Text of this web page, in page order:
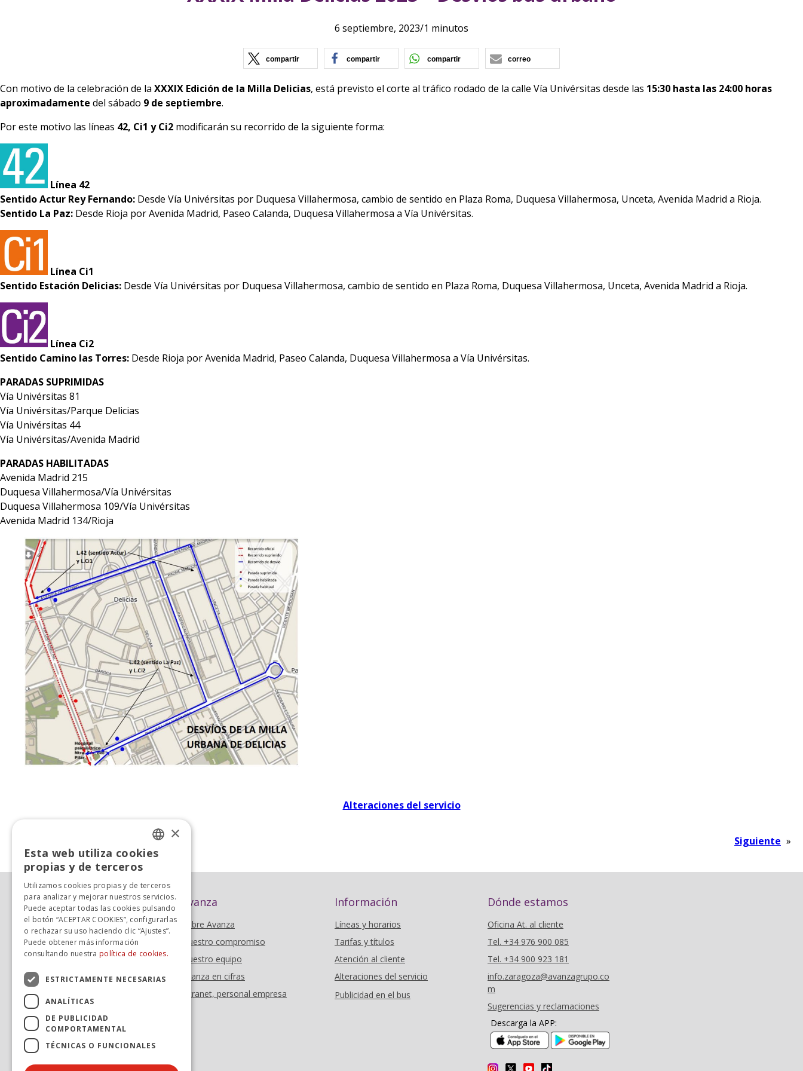
6 septiembre, 2023/1 minutos
compartir (se abre en nueva ventana)
compartir (se abre en nueva ventana)
compartir (se abre en nueva ventana)
correo
Con motivo de la celebración de la XXXIX Edición de la Milla Delicias, está previsto el corte al tráfico rodado de la calle Vía Univérsitas desde las 15:30 hasta las 24:00 horas
aproximadamente del sábado 9 de septiembre.
Por este motivo las líneas 42, Ci1 y Ci2 modificarán su recorrido de la siguiente forma:
Línea 42
Sentido Actur Rey Fernando: Desde Vía Univérsitas por Duquesa Villahermosa, cambio de sentido en Plaza Roma, Duquesa Villahermosa, Unceta, Avenida Madrid a Rioja.
Sentido La Paz: Desde Rioja por Avenida Madrid, Paseo Calanda, Duquesa Villahermosa a Vía Univérsitas.
Línea Ci1
Sentido Estación Delicias: Desde Vía Univérsitas por Duquesa Villahermosa, cambio de sentido en Plaza Roma, Duquesa Villahermosa, Unceta, Avenida Madrid a Rioja.
Línea Ci2
Sentido Camino las Torres: Desde Rioja por Avenida Madrid, Paseo Calanda, Duquesa Villahermosa a Vía Univérsitas.
PARADAS SUPRIMIDAS
Vía Univérsitas 81
Vía Univérsitas/Parque Delicias
Vía Univérsitas 44
Vía Univérsitas/Avenida Madrid
PARADAS HABILITADAS
Avenida Madrid 215
Duquesa Villahermosa/Vía Univérsitas
Duquesa Villahermosa 109/Vía Univérsitas
Avenida Madrid 134/Rioja
Alteraciones del servicio
Siguiente »
Avanza
Sobre Avanza
Nuestro compromiso
Nuestro equipo
Avanza en cifras
Intranet, personal empresa
Información
Líneas y horarios
Tarifas y títulos
Atención al cliente
Alteraciones del servicio
Publicidad en el bus
Dónde estamos
Oficina At. al cliente
Tel. +34 976 900 085
Tel. +34 900 923 181
info.zaragoza@avanzagrupo.co
m
Sugerencias y reclamaciones
Descarga la APP:
(se abre en nueva ventana)
SPANISH
×
Esta web utiliza cookies
propias y de terceros
Utilizamos cookies propias y de terceros
para analizar y mejorar nuestros servicios.
Puede aceptar todas las cookies pulsando
el botón “ACEPTAR COOKIES”, configurarlas
o rechazar su uso haciendo clic “Ajustes”.
Puede obtener más información
consultando nuestra política de cookies.
ESTRICTAMENTE NECESARIAS
ANALÍTICAS
DE PUBLICIDAD
COMPORTAMENTAL
TÉCNICAS O FUNCIONALES